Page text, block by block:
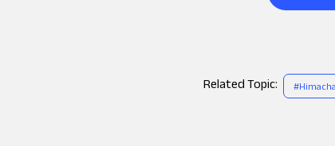
Related Topic: #